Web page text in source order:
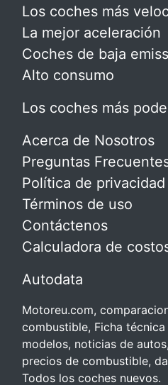
Los coches más
La mejor aceleración
Coches de baja
Alto consumo
Los coches más
Acerca de Nosotros
Preguntas
Política de privacidad
Términos de uso
Contáctenos
Calculadora de
Autodata
Motoreu.com,
combustible, Ficha
modelos, noticias de
precios de combustible,
Todos los coches nuevos.